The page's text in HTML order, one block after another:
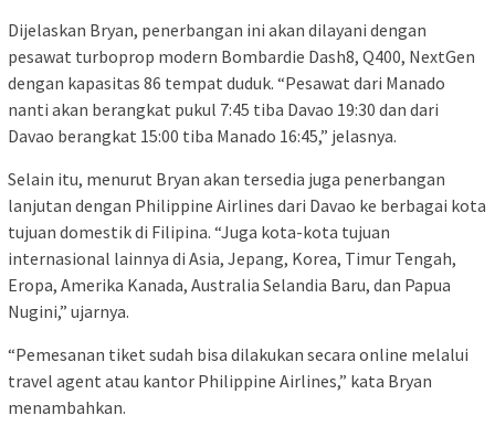
Dijelaskan Bryan, penerbangan ini akan dilayani dengan
pesawat turboprop modern Bombardie Dash8, Q400, NextGen
dengan kapasitas 86 tempat duduk. “Pesawat dari Manado
nanti akan berangkat pukul 7:45 tiba Davao 19:30 dan dari
Davao berangkat 15:00 tiba Manado 16:45,” jelasnya.
Selain itu, menurut Bryan akan tersedia juga penerbangan
lanjutan dengan Philippine Airlines dari Davao ke berbagai kota
tujuan domestik di Filipina. “Juga kota-kota tujuan
internasional lainnya di Asia, Jepang, Korea, Timur Tengah,
Eropa, Amerika Kanada, Australia Selandia Baru, dan Papua
Nugini,” ujarnya.
“Pemesanan tiket sudah bisa dilakukan secara online melalui
travel agent atau kantor Philippine Airlines,” kata Bryan
menambahkan.